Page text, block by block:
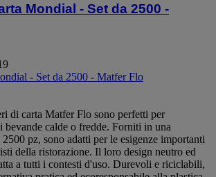
Mondial - Set da 2500 -
- Set da 2500 - Matfer Flo
di carta Matfer Flo sono perfetti per
bevande calde o fredde. Forniti in una
pz, sono adatti per le esigenze importanti
della ristorazione. Il loro design neutro ed
a tutti i contesti d'uso. Durevoli e riciclabili,